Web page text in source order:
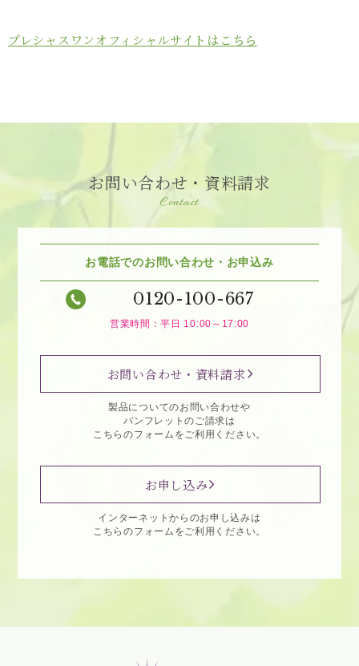
プレシャスワンオフィシャルサイトはこちら
お問い合わせ・資料請求
Contact
お電話でのお問い合わせ・お申込み
0120-100-667
営業時間：平日 10:00～17:00
お問い合わせ・資料請求
製品についてのお問い合わせや
パンフレットのご請求は
こちらのフォームをご利用ください。
お申し込み
インターネットからのお申し込みは
こちらのフォームをご利用ください。